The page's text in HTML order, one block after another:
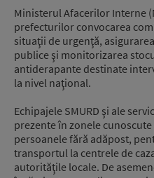
Ministerul Afacerilor Interne
prefecturilor convocarea
situaţii de urgenţă,
publice şi monitorizarea
antiderapante destinate
la nivel naţional.
Echipajele SMURD şi ale
prezente în zonele
persoanele fără adăpost,
transportul la centrele de
autorităţile locale. De